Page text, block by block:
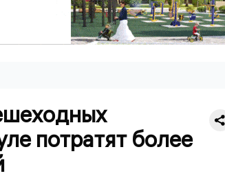
потратят более